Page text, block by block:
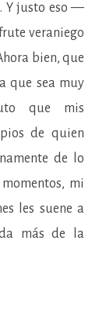
Y justo eso —
veraniego
bien, que
que sea muy
que mis
de quien
de lo
mi
les suene a
más de la